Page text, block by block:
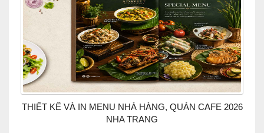
THIẾT KẾ VÀ IN MENU NHÀ HÀNG, QUÁN CAFE 2026
NHA TRANG